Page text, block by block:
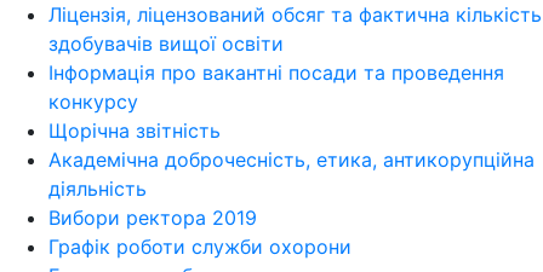
Ліцензія, ліцензований обсяг та фактична кількість
здобувачів вищої освіти
Інформація про вакантні посади та проведення
конкурсу
Щорічна звітність
Академічна доброчесність, етика, антикорупційна
діяльність
Вибори ректора 2019
Графік роботи служби охорони